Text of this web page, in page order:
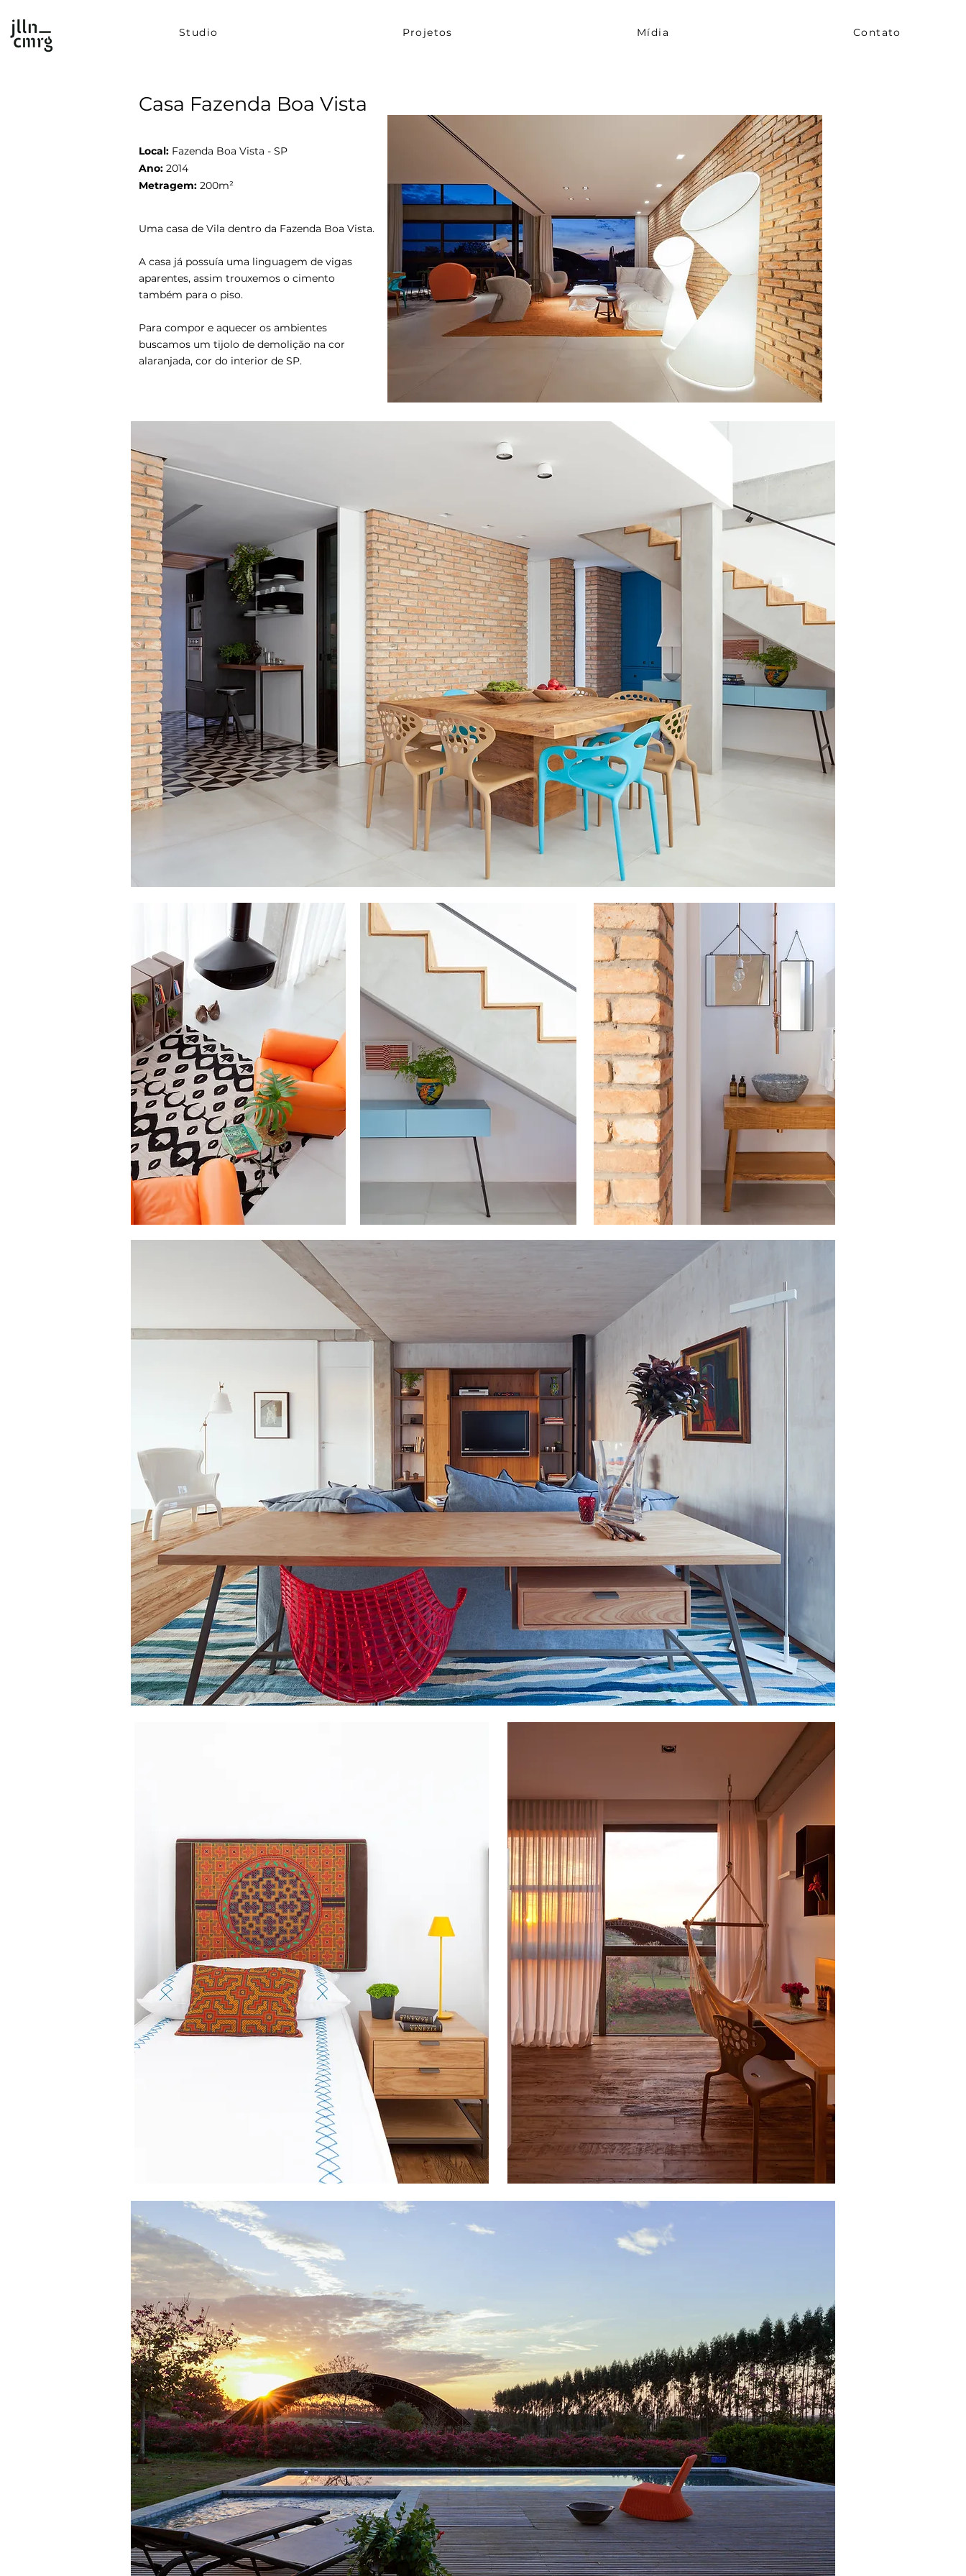
Studio Projetos Mídia Contato
Casa Fazenda Boa Vista
Local: Fazenda Boa Vista - SP
Ano: 2014
Metragem: 200m²
Uma casa de Vila dentro da Fazenda Boa Vista.
A casa já possuía uma linguagem de vigas
aparentes, assim trouxemos o cimento
também para o piso.
Para compor e aquecer os ambientes
buscamos um tijolo de demolição na cor
alaranjada, cor do interior de SP.